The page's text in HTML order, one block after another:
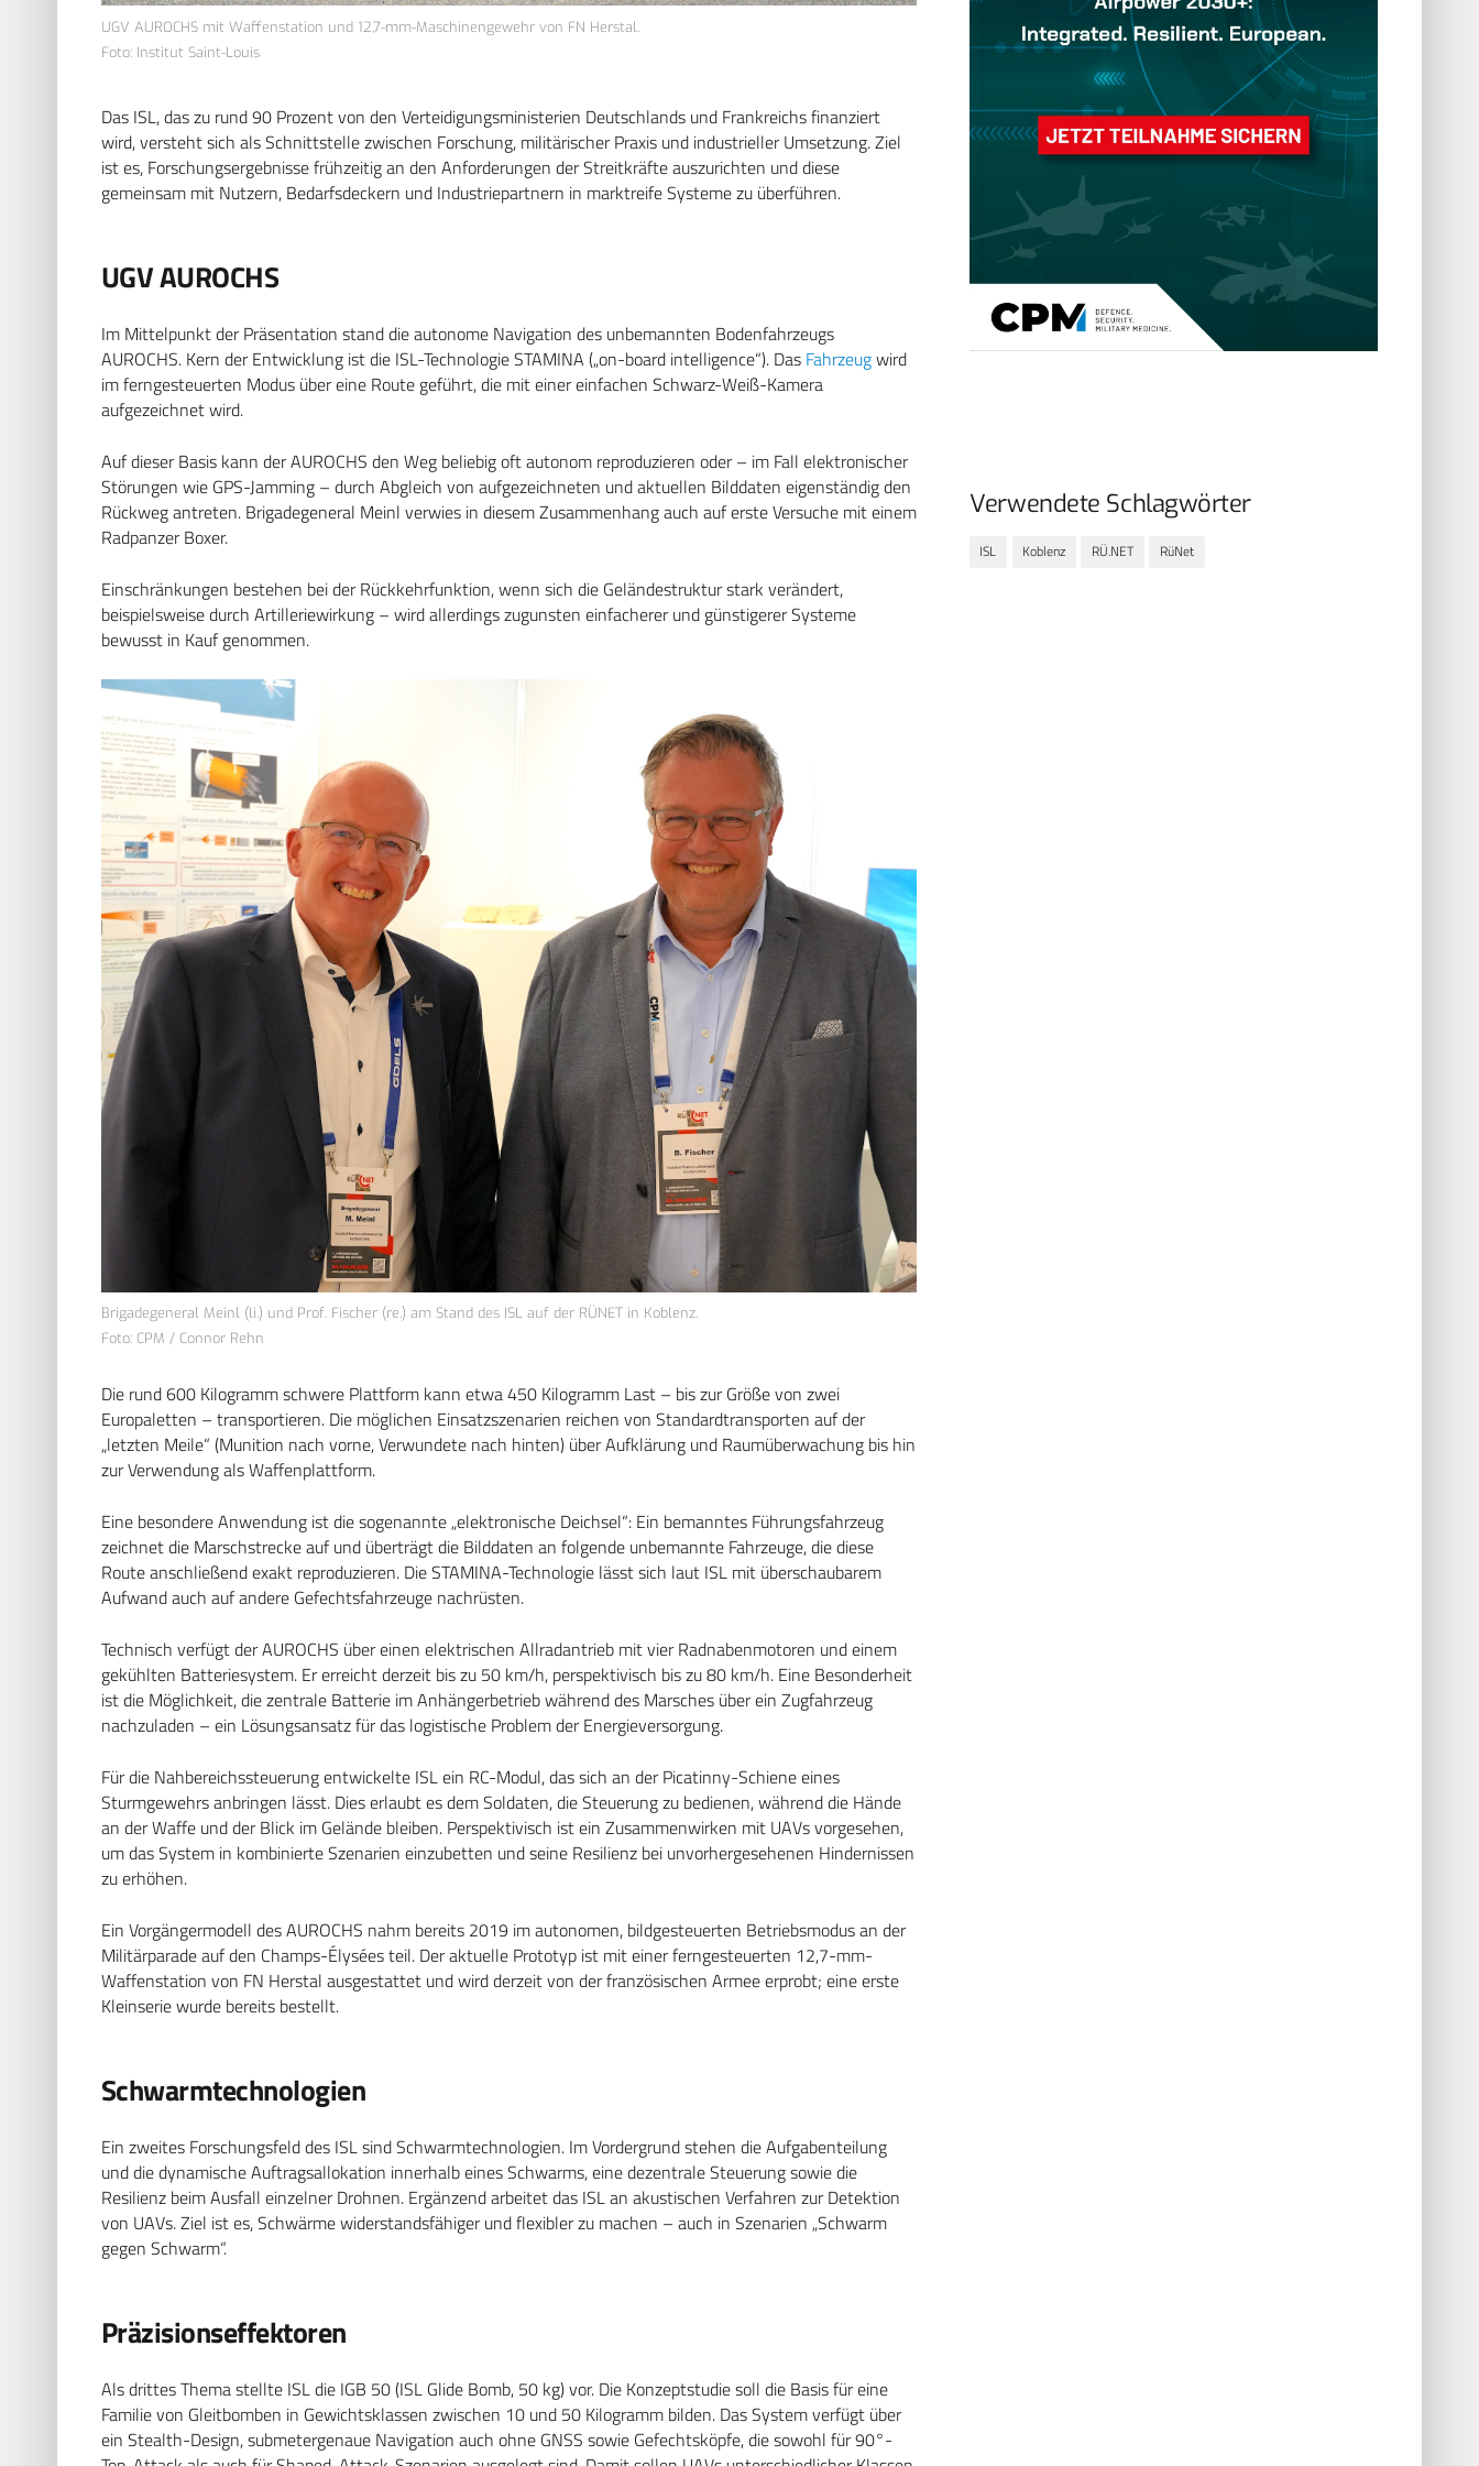
UGV AUROCHS mit Waffenstation und 12,7-mm-Maschinengewehr von FN Herstal.
Foto: Institut Saint-Louis
Das ISL, das zu rund 90 Prozent von den Verteidigungsministerien Deutschlands und Frankreichs finanziert
wird, versteht sich als Schnittstelle zwischen Forschung, militärischer Praxis und industrieller Umsetzung. Ziel
ist es, Forschungsergebnisse frühzeitig an den Anforderungen der Streitkräfte auszurichten und diese
gemeinsam mit Nutzern, Bedarfsdeckern und Industriepartnern in marktreife Systeme zu überführen.
UGV AUROCHS
Im Mittelpunkt der Präsentation stand die autonome Navigation des unbemannten Bodenfahrzeugs
AUROCHS. Kern der Entwicklung ist die ISL-Technologie STAMINA („on-board intelligence“). Das Fahrzeugwird
im ferngesteuerten Modus über eine Route geführt, die mit einer einfachen Schwarz-Weiß-Kamera
aufgezeichnet wird.
Auf dieser Basis kann der AUROCHS den Weg beliebig oft autonom reproduzieren oder – im Fall elektronischer
Störungen wie GPS-Jamming – durch Abgleich von aufgezeichneten und aktuellen Bilddaten eigenständig den
Rückweg antreten. Brigadegeneral Meinl verwies in diesem Zusammenhang auch auf erste Versuche mit einem
Radpanzer Boxer.
Einschränkungen bestehen bei der Rückkehrfunktion, wenn sich die Geländestruktur stark verändert,
beispielsweise durch Artilleriewirkung – wird allerdings zugunsten einfacherer und günstigerer Systeme
bewusst in Kauf genommen.
Brigadegeneral Meinl (li.) und Prof. Fischer (re.) am Stand des ISL auf der RÜNET in Koblenz.
Foto: CPM / Connor Rehn
Die rund 600 Kilogramm schwere Plattform kann etwa 450 Kilogramm Last – bis zur Größe von zwei
Europaletten – transportieren. Die möglichen Einsatzszenarien reichen von Standardtransporten auf der
„letzten Meile“ (Munition nach vorne, Verwundete nach hinten) über Aufklärung und Raumüberwachung bis hin
zur Verwendung als Waffenplattform.
Eine besondere Anwendung ist die sogenannte „elektronische Deichsel“: Ein bemanntes Führungsfahrzeug
zeichnet die Marschstrecke auf und überträgt die Bilddaten an folgende unbemannte Fahrzeuge, die diese
Route anschließend exakt reproduzieren. Die STAMINA-Technologie lässt sich laut ISL mit überschaubarem
Aufwand auch auf andere Gefechtsfahrzeuge nachrüsten.
Technisch verfügt der AUROCHS über einen elektrischen Allradantrieb mit vier Radnabenmotoren und einem
gekühlten Batteriesystem. Er erreicht derzeit bis zu 50 km/h, perspektivisch bis zu 80 km/h. Eine Besonderheit
ist die Möglichkeit, die zentrale Batterie im Anhängerbetrieb während des Marsches über ein Zugfahrzeug
nachzuladen – ein Lösungsansatz für das logistische Problem der Energieversorgung.
Für die Nahbereichssteuerung entwickelte ISL ein RC-Modul, das sich an der Picatinny-Schiene eines
Sturmgewehrs anbringen lässt. Dies erlaubt es dem Soldaten, die Steuerung zu bedienen, während die Hände
an der Waffe und der Blick im Gelände bleiben. Perspektivisch ist ein Zusammenwirken mit UAVs vorgesehen,
um das System in kombinierte Szenarien einzubetten und seine Resilienz bei unvorhergesehenen Hindernissen
zu erhöhen.
Ein Vorgängermodell des AUROCHS nahm bereits 2019 im autonomen, bildgesteuerten Betriebsmodus an der
Militärparade auf den Champs-Élysées teil. Der aktuelle Prototyp ist mit einer ferngesteuerten 12,7-mm-
Waffenstation von FN Herstal ausgestattet und wird derzeit von der französischen Armee erprobt; eine erste
Kleinserie wurde bereits bestellt.
Schwarmtechnologien
Ein zweites Forschungsfeld des ISL sind Schwarmtechnologien. Im Vordergrund stehen die Aufgabenteilung
und die dynamische Auftragsallokation innerhalb eines Schwarms, eine dezentrale Steuerung sowie die
Resilienz beim Ausfall einzelner Drohnen. Ergänzend arbeitet das ISL an akustischen Verfahren zur Detektion
von UAVs. Ziel ist es, Schwärme widerstandsfähiger und flexibler zu machen – auch in Szenarien „Schwarm
gegen Schwarm“.
Präzisionseffektoren
Als drittes Thema stellte ISL die IGB 50 (ISL Glide Bomb, 50 kg) vor. Die Konzeptstudie soll die Basis für eine
Familie von Gleitbomben in Gewichtsklassen zwischen 10 und 50 Kilogramm bilden. Das System verfügt über
ein Stealth-Design, submetergenaue Navigation auch ohne GNSS sowie Gefechtsköpfe, die sowohl für 90°-
Verwendete Schlagwörter
ISL Koblenz RÜ.NET RüNet